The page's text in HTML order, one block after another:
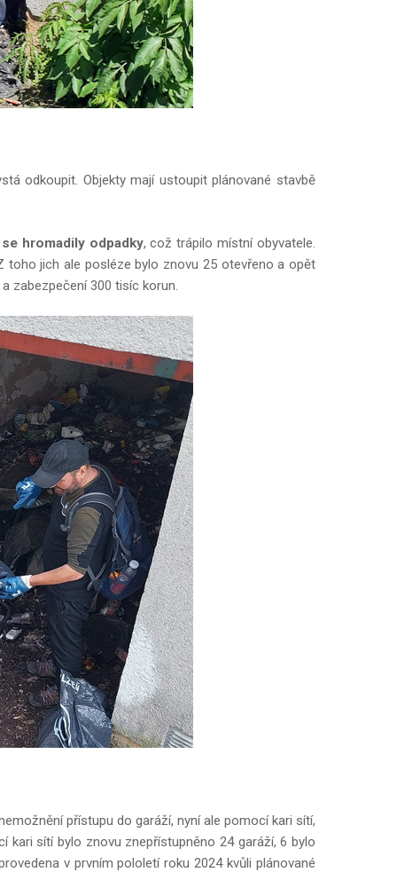
odkoupit. Objekty mají ustoupit plánované stavbě
hromadily odpadky, což trápilo místní obyvatele.
jich ale posléze bylo znovu 25 otevřeno a opět
zabezpečení 300 tisíc korun.
přístupu do garáží, nyní ale pomocí kari sítí,
sítí bylo znovu znepřístupněno 24 garáží, 6 bylo
v prvním pololetí roku 2024 kvůli plánované